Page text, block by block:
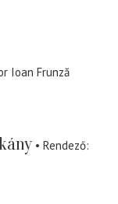
Ioan Frunză
Rendező